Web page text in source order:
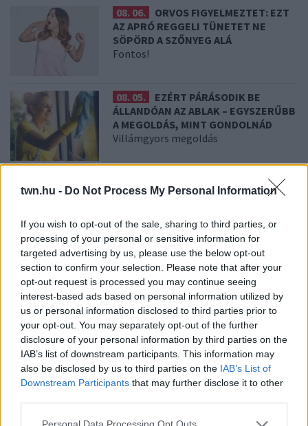
twn.hu - Do Not Process My Personal Information
If you wish to opt-out of the sale, sharing to third parties, or
processing of your personal or sensitive information for
targeted advertising by us, please use the below opt-out
section to confirm your selection. Please note that after your
opt-out request is processed you may continue seeing
interest-based ads based on personal information utilized by
us or personal information disclosed to third parties prior to
your opt-out. You may separately opt-out of the further
disclosure of your personal information by third parties on the
IAB’s list of downstream participants. This information may
also be disclosed by us to third parties on the IAB’s List of
Downstream Participants that may further disclose it to other
Please note that this website/app uses one or more Google
08. 06.
ORVOS FIGYELMEZTET: EZT
AZ APRÓ REGGELI TÜNETET NE
SÖPÖRD A SZŐNYEG ALÁ
Fontos!
08. 05.
EZÉRT PÁRÁSODIK BE
ÁLLANDÓAN AZ ABLAK – EGYSZERŰBB
A MEGOLDÁS, MINT GONDOLNÁD
Villámgyors megoldás
SZÓDABIKARBÓNÁVAL: EZZEL LESZ
A legjobb trükk
08. 03.
HA MINDIG EZT A MONDATOT HASZNÁLOD, AZ
RENDKÍVÜL MAGAS ÉRZELMI INTELLIGENCIÁRA UTALHAT
Te szoktad?
08. 02.
SOKAN ROSSZUL TÁROLJÁK A GYÓGYSZEREIKET –
EMIATT CSÖKKENHET A HATÁSUK
Érdemes odafigyelni rá
08. 01.
EGYRE TÖBB FIATALNÁL JELENTKEZIK EZ A
VITAMINHIÁNY – ILYEN JELEKRE FIGYELJ
Erre figyelj!